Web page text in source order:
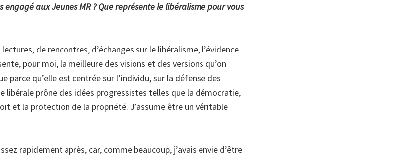
engagé aux Jeunes MR ? Que représente le libéralisme pour vous
de rencontres, d’échanges sur le libéralisme, l’évidence
pour moi, la meilleure des visions et des versions qu’on
parce qu’elle est centrée sur l’individu, sur la défense des
libérale prône des idées progressistes telles que la démocratie,
et la protection de la propriété. J’assume être un véritable
rapidement après, car, comme beaucoup, j’avais envie d’être